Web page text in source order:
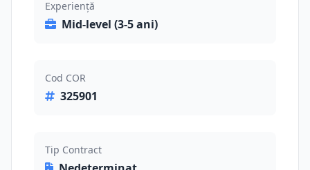
Experiență
Mid-level (3-5 ani)
Cod COR
325901
Tip Contract